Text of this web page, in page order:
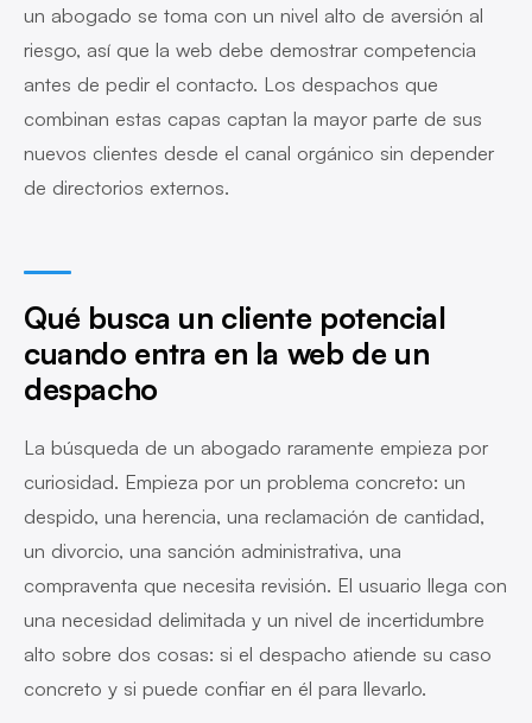
un abogado se toma con un nivel alto de aversión al
riesgo, así que la web debe demostrar competencia
antes de pedir el contacto. Los despachos que
combinan estas capas captan la mayor parte de sus
nuevos clientes desde el canal orgánico sin depender
de directorios externos.
Qué busca un cliente potencial
cuando entra en la web de un
despacho
La búsqueda de un abogado raramente empieza por
curiosidad. Empieza por un problema concreto: un
despido, una herencia, una reclamación de cantidad,
un divorcio, una sanción administrativa, una
compraventa que necesita revisión. El usuario llega con
una necesidad delimitada y un nivel de incertidumbre
alto sobre dos cosas: si el despacho atiende su caso
concreto y si puede confiar en él para llevarlo.